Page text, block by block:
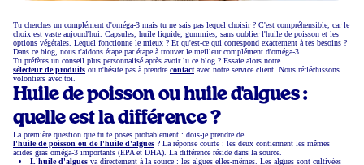
Tu cherches un complément d'oméga-3 mais tu ne sais pas lequel choisir ? C'est compréhensible, car le
choix est vaste aujourd'hui. Capsules, huile liquide, gummies, sans oublier l'huile de poisson et les
options végétales. Lequel fonctionne le mieux ? Et qu'est-ce qui correspond exactement à tes besoins ?
Dans ce blog, nous t'aidons étape par étape à trouver le meilleur complément d'oméga-3.
Tu préfères un conseil plus personnalisé après avoir lu ce blog ? Essaie alors notre
sélecteur de produits ou n'hésite pas à prendre contact avec notre service client. Nous réfléchissons
volontiers avec toi.
Huile de poisson ou huile d'algues :
quelle est la différence ?
La première question que tu te poses probablement : dois-je prendre de
l'huile de poisson ou de l'huile d'algues ? La réponse courte : les deux contiennent les mêmes
acides gras oméga-3 importants (EPA et DHA). La différence réside dans la source.
L'huile d'algues va directement à la source : les algues elles-mêmes. Les algues sont cultivées